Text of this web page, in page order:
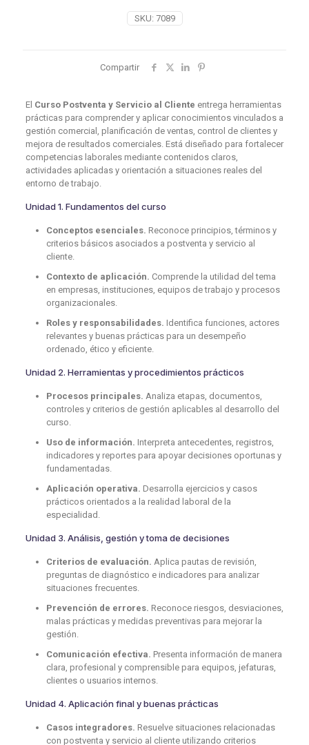
SKU: 7089
Compartir
El Curso Postventa y Servicio al Cliente entrega herramientas
prácticas para comprender y aplicar conocimientos vinculados a
gestión comercial, planificación de ventas, control de clientes y
mejora de resultados comerciales. Está diseñado para fortalecer
competencias laborales mediante contenidos claros,
actividades aplicadas y orientación a situaciones reales del
entorno de trabajo.
Unidad 1. Fundamentos del curso
Conceptos esenciales. Reconoce principios, términos y
criterios básicos asociados a postventa y servicio al
cliente.
Contexto de aplicación. Comprende la utilidad del tema
en empresas, instituciones, equipos de trabajo y procesos
organizacionales.
Roles y responsabilidades. Identifica funciones, actores
relevantes y buenas prácticas para un desempeño
ordenado, ético y eficiente.
Unidad 2. Herramientas y procedimientos prácticos
Procesos principales. Analiza etapas, documentos,
controles y criterios de gestión aplicables al desarrollo del
curso.
Uso de información. Interpreta antecedentes, registros,
indicadores y reportes para apoyar decisiones oportunas y
fundamentadas.
Aplicación operativa. Desarrolla ejercicios y casos
prácticos orientados a la realidad laboral de la
especialidad.
Unidad 3. Análisis, gestión y toma de decisiones
Criterios de evaluación. Aplica pautas de revisión,
preguntas de diagnóstico e indicadores para analizar
situaciones frecuentes.
Prevención de errores. Reconoce riesgos, desviaciones,
malas prácticas y medidas preventivas para mejorar la
gestión.
Comunicación efectiva. Presenta información de manera
clara, profesional y comprensible para equipos, jefaturas,
clientes o usuarios internos.
Unidad 4. Aplicación final y buenas prácticas
Casos integradores. Resuelve situaciones relacionadas
con postventa y servicio al cliente utilizando criterios